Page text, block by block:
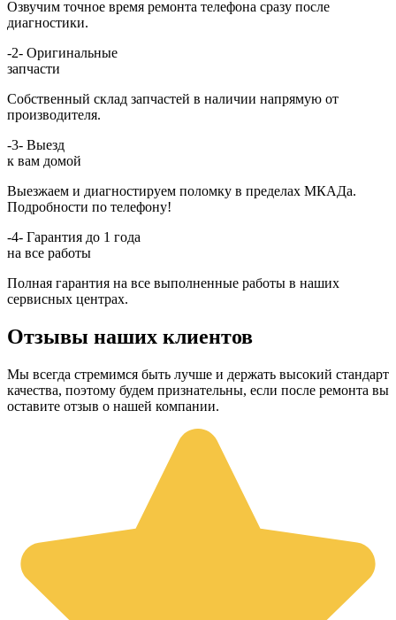
Озвучим точное время ремонта телефона сразу после
диагностики.
-2- Оригинальные
запчасти
Собственный склад запчастей в наличии напрямую от
производителя.
-3- Выезд
к вам домой
Выезжаем и диагностируем поломку в пределах МКАДа.
Подробности по телефону!
-4- Гарантия до 1 года
на все работы
Полная гарантия на все выполненные работы в наших
сервисных центрах.
Отзывы наших клиентов
Мы всегда стремимся быть лучше и держать высокий стандарт
качества, поэтому будем признательны, если после ремонта вы
оставите отзыв о нашей компании.